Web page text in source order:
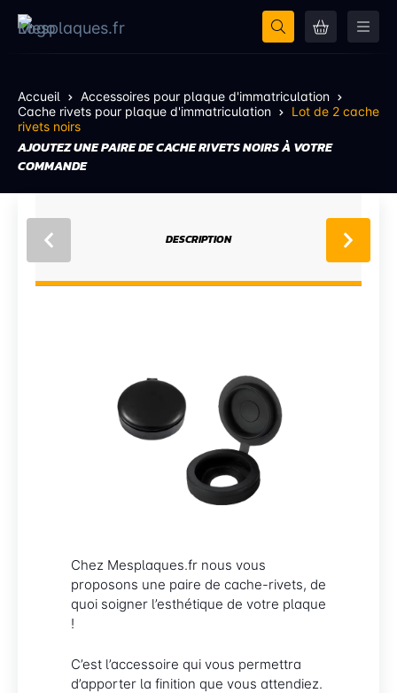
Accueil
Accessoires pour plaque d'immatriculation
Cache rivets pour plaque d'immatriculation
Lot de 2 cache
rivets noirs
AJOUTEZ UNE PAIRE DE CACHE RIVETS NOIRS À VOTRE
COMMANDE
DESCRIPTION
Chez Mesplaques.fr nous vous
proposons une paire de cache-rivets, de
quoi soigner l’esthétique de votre plaque
!
C’est l’accessoire qui vous permettra
d’apporter la finition que vous attendiez.